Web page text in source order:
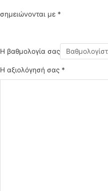
σημειώνονται με *
Η βαθμολογία σας
Η αξιολόγησή σας *